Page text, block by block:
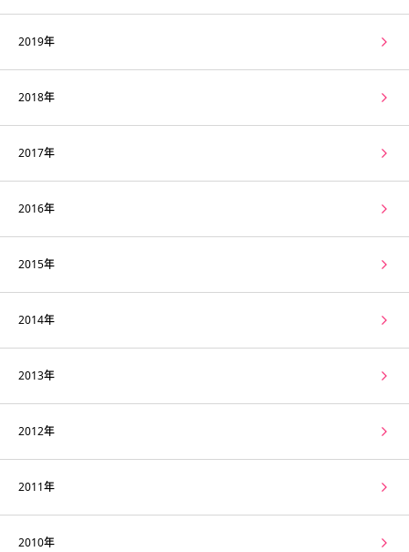
2019年
2018年
2017年
2016年
2015年
2014年
2013年
2012年
2011年
2010年